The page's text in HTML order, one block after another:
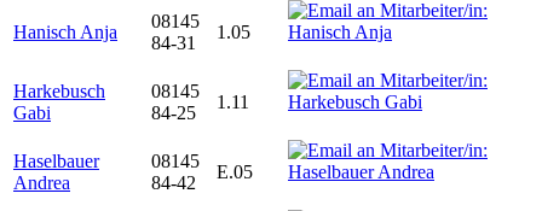
Hanisch Anja
08145
84-31
1.05
Harkebusch
Gabi
08145
84-25
1.11
Haselbauer
Andrea
08145
84-42
E.05